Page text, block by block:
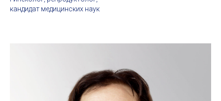
кандидат медицинских наук